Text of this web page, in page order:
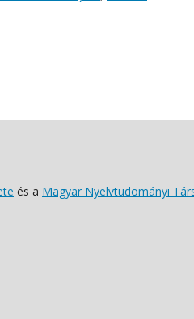
és a Magyar Nyelvtudományi